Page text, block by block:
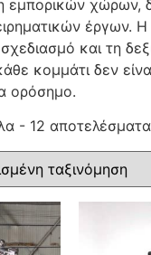
εμπορικών χώρων,
έργων.
και τη
κομμάτι δεν
ορόσημο.
- 12 αποτελέσματα